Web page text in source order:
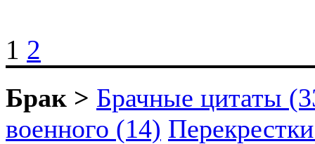
1 2
Брак > Брачные цитаты
военного (14)